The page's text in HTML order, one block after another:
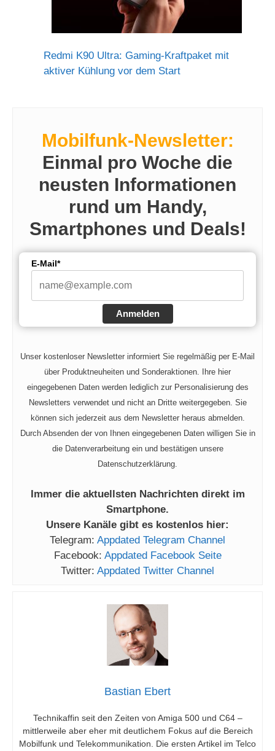
Redmi K90 Ultra: Gaming-Kraftpaket mit
aktiver Kühlung vor dem Start
Mobilfunk-Newsletter:
Einmal pro Woche die
neusten Informationen
rund um Handy,
Smartphones und Deals!
E-Mail*
Anmelden
Unser kostenloser Newsletter informiert Sie regelmäßig per E-Mail
über Produktneuheiten und Sonderaktionen. Ihre hier
eingegebenen Daten werden lediglich zur Personalisierung des
Newsletters verwendet und nicht an Dritte weitergegeben. Sie
können sich jederzeit aus dem Newsletter heraus abmelden.
Durch Absenden der von Ihnen eingegebenen Daten willigen Sie in
die Datenverarbeitung ein und bestätigen unsere
Datenschutzerklärung.
Immer die aktuellsten Nachrichten direkt im
Smartphone.
Unsere Kanäle gibt es kostenlos hier:
Telegram: Appdated Telegram Channel
Facebook: Appdated Facebook Seite
Twitter: Appdated Twitter Channel
Bastian Ebert
Technikaffin seit den Zeiten von Amiga 500 und C64 –
mittlerweile aber eher mit deutlichem Fokus auf die Bereich
Mobilfunk und Telekommunikation. Die ersten Artikel im Telco